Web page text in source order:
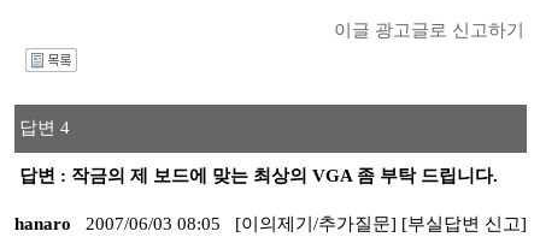
이글 광고글로 신고하기
답변 4
답변 : 작금의 제 보드에 맞는 최상의 VGA 좀 부탁 드립니다.
hanaro 2007/06/03 08:05 [이의제기/추가질문] [부실답변 신고]